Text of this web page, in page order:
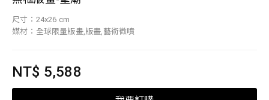
尺寸：24x26 cm
媒材：全球限量版畫,版畫,藝術微噴
NT$ 5,588